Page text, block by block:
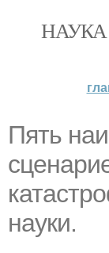
Пять
науки.